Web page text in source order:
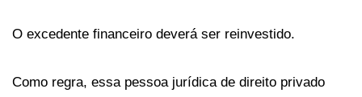
O excedente financeiro deverá ser reinvestido.
Como regra, essa pessoa jurídica de direito privado